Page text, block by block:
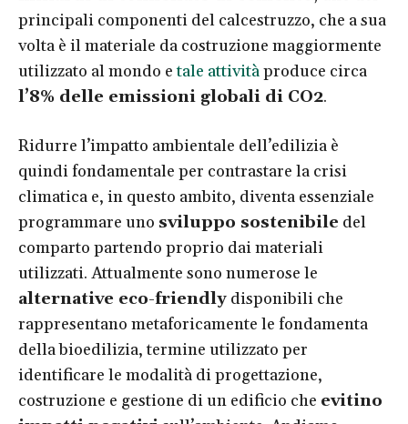
principali componenti del calcestruzzo, che a sua
volta è il materiale da costruzione maggiormente
utilizzato al mondo etale attivitàproduce circa
l’8% delle emissioni globali di CO2.
Ridurre l’impatto ambientale dell’edilizia è
quindi fondamentale per contrastare la crisi
climatica e, in questo ambito, diventa essenziale
programmare uno sviluppo sostenibile del
comparto partendo proprio dai materiali
utilizzati. Attualmente sono numerose le
alternative eco-friendly disponibili che
rappresentano metaforicamente le fondamenta
della bioedilizia, termine utilizzato per
identificare le modalità di progettazione,
costruzione e gestione di un edificio che evitino